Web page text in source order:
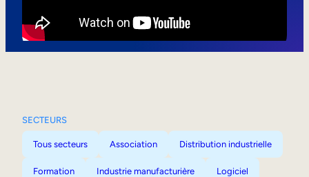
SECTEURS
Tous secteurs Association Distribution industrielle
Formation Industrie manufacturière Logiciel